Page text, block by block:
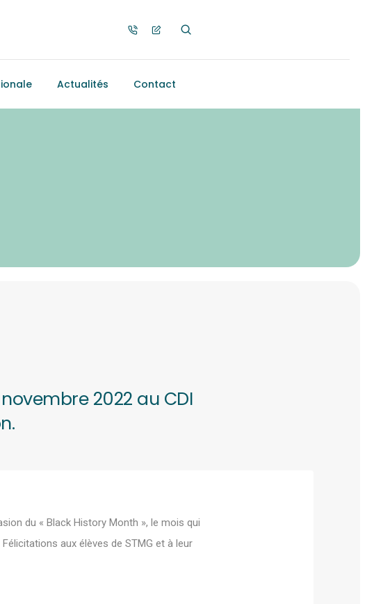
Actualités Contact
2022 au CDI
du « Black History Month », le mois qui
aux élèves de STMG et à leur